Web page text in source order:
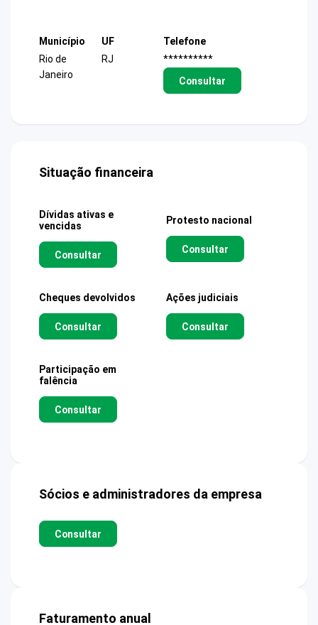
Município
Rio de
Janeiro
UF
RJ
Telefone
**********
Consultar
Situação financeira
Dívidas ativas e
vencidas
Consultar
Protesto nacional
Consultar
Cheques devolvidos
Consultar
Ações judiciais
Consultar
Participação em
falência
Consultar
Sócios e administradores da empresa
Consultar
Faturamento anual